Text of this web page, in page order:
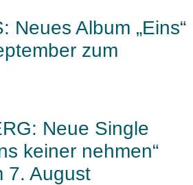
Neues Album „Eins“
zum
Neue Single
keiner nehmen“
7. August